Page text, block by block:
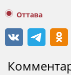
Оттава